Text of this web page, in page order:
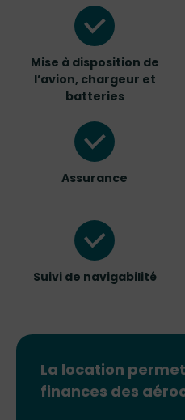
Mise à disposition de
l’avion, chargeur et
batteries
Assurance
Suivi de navigabilité
La location
finances des